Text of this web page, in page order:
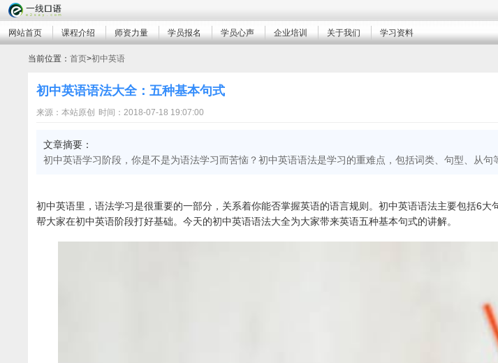
网站首页 课程介绍 师资力量 学员报名 学员心声 企业培训 关于我们 学习资料
当前位置：首页>初中英语
初中英语语法大全：五种基本句式
来源：本站原创 时间：2018-07-18 19:07:00
文章摘要：
初中英语学习阶段，你是不是为语法学习而苦恼？初中英语语法是学习的重难点，包括词类、句型、从
初中英语里，语法学习是很重要的一部分，关系着你能否掌握英语的语言规则。初中英语语法主要包括6
帮大家在初中英语阶段打好基础。今天的初中英语语法大全为大家带来英语五种基本句式的讲解。